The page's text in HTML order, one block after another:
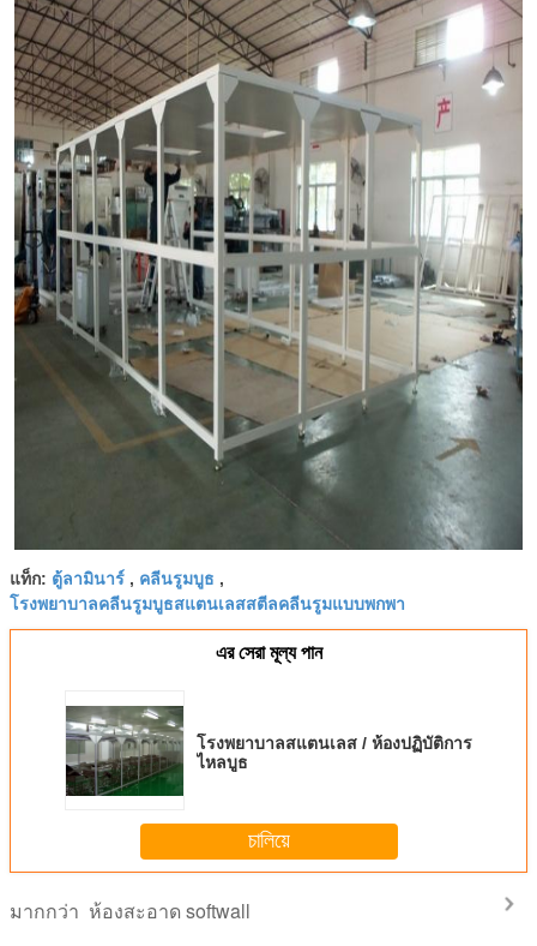
แท็ก: ตู้ลามินาร์ , คลีนรูมบูธ ,
โรงพยาบาลคลีนรูมบูธสแตนเลสสตีลคลีนรูมแบบพกพา
এর সেরা মূল্য পান
โรงพยาบาลสแตนเลส / ห้องปฏิบัติการ
ไหลบูธ
চালিয়ে
มากกว่า ห้องสะอาด softwall